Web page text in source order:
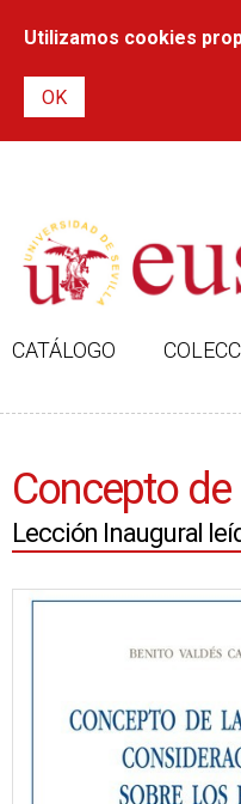
Utilizamos cookies
CATÁLOGO
Concepto
Lección Inaugural